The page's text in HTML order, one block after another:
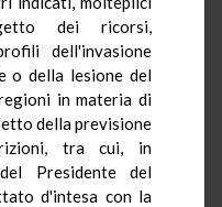
dei ricorsi,
dell'invasione
o della lesione del
in materia di
della previsione
tra cui, in
Presidente del
d'intesa con la